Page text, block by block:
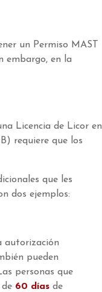
un Permiso MAST
embargo, en la
Licencia de Licor en
requiere que los
que les
dos ejemplos:
autorización
pueden
personas que
60 días de